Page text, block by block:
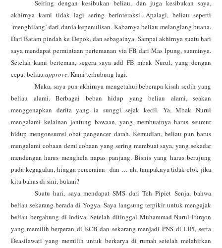
Seiring dengan kesibukan beliau, dan juga kesibukan saya,
akhirnya kami tidak lagi sering berinteraksi. Apalagi, beliau seperti
‘menghilang’ dari dunia kepenulisan. Kabarnya beliau melanglang buana.
Dari Batam pindah ke Depok, dan sebagainya. Sampai akhirnya suatu hari
saya mendapat permintaan pertemanan via FB dari Mas Ipung, suaminya.
Setelah kami berteman, segera saya add FB mbak Nurul, yang dengan
cepat beliau approve. Kami terhubung lagi.
Maka, saya pun akhirnya mengetahui beberapa kisah sedih yang
beliau alami. Berbagai beban hidup yang beliau alami, seakan
menggenapkan derita yang ia sunggi sejak kecil. Ya, Mbak Nurul
mengalami kelainan jantung bawaan, yang membuatnya harus seumur
hidup mengonsumsi obat pengencer darah. Kemudian, beliau pun harus
mengalami cobaan demi cobaan yang sering membuat saya, yang sekadar
mendengar, harus menghela napas panjang. Bisnis yang harus berujung
pada kegagalan, hingga perceraian dan … ah, tampaknya tidak elok jika
kita bahas di sini, bukan?
Suatu hari, saya mendapat SMS dari Teh Pipiet Senja, bahwa
beliau sekarang berada di Yogya. Saya langsung terpikir untuk mengajak
beliau bergabung di Indiva. Setelah ditinggal Muhammad Nurul Furqon
yang memilih berperan di KCB dan sekarang menjadi PNS di LIPI, serta
Deasilawati yang memilih untuk berkarya di rumah setelah melahirkan